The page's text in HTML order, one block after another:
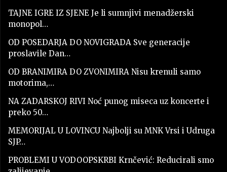
TAJNE IGRE IZ SJENE Je li sumnjivi menadžerski
monopol…
OD POSEDARJA DO NOVIGRADA Sve generacije
proslavile Dan…
OD BRANIMIRA DO ZVONIMIRA Nisu krenuli samo
motorima,…
NA ZADARSKOJ RIVI Noć punog miseca uz koncerte i
preko 50…
MEMORIJAL U LOVINCU Najbolji su MNK Vrsi i Udruga
SJP…
PROBLEMI U VODOOPSKRBI Krnčević: Reducirali smo